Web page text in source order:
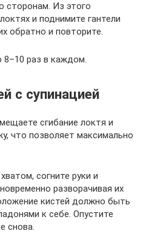
сторонам. Из этого
и поднимите гантели
обратно и повторите.
8–10 раз в каждом.
с супинацией
сгибание локтя и
что позволяет максимально
согните руки и
разворачивая их
кистей должно быть
к себе. Опустите
снова.